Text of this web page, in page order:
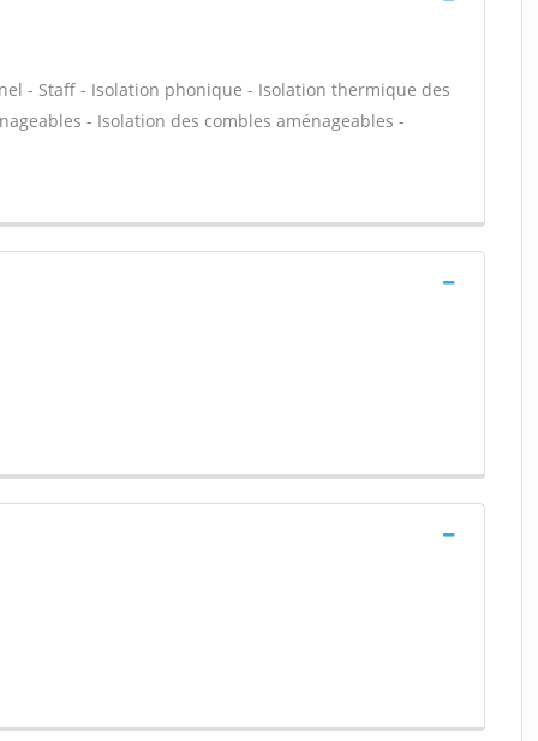
- Staff - Isolation phonique - Isolation thermique des
- Isolation des combles aménageables -